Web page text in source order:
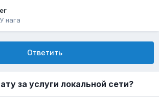
У нага
Ответить
за услуги локальной сети?